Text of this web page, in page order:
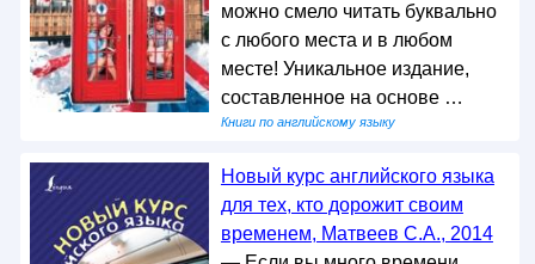
можно смело читать буквально
с любого места и в любом
месте! Уникальное издание,
составленное на основе …
Книги по английскому языку
Новый курс английского языка
для тех, кто дорожит своим
временем, Матвеев С.А., 2014